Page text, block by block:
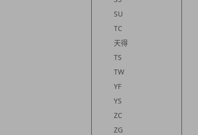
SU
TC
天得
TS
TW
YF
YS
ZC
ZG